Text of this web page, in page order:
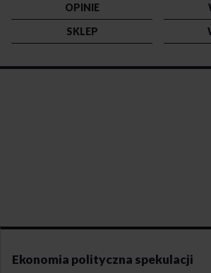
OPINIE
SKLEP
Ekonomia polityczna spekulacji